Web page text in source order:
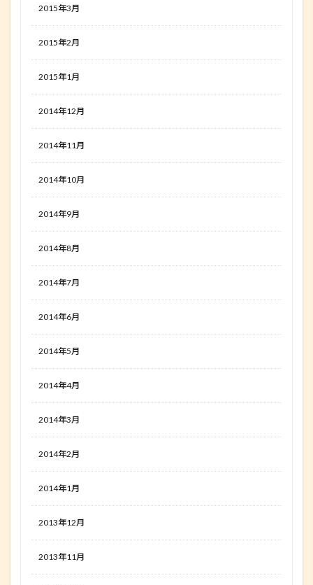
2015年3月
2015年2月
2015年1月
2014年12月
2014年11月
2014年10月
2014年9月
2014年8月
2014年7月
2014年6月
2014年5月
2014年4月
2014年3月
2014年2月
2014年1月
2013年12月
2013年11月